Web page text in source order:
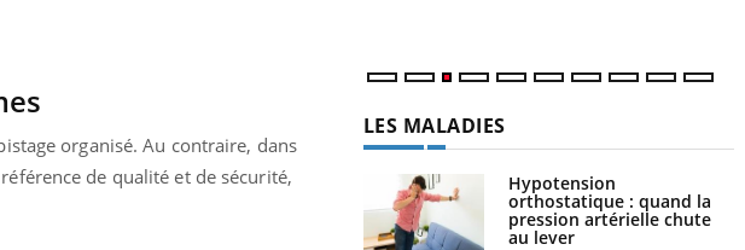
organisé. Au contraire, dans
de qualité et de sécurité,
LES MALADIES
Hypotension
orthostatique : quand la
pression artérielle chute
au lever